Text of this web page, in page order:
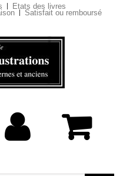
Etats des livres
Satisfait ou remboursé